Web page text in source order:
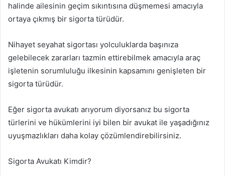
halinde ailesinin geçim sıkıntısına düşmemesi amacıyla
ortaya çıkmış bir sigorta türüdür.
Nihayet seyahat sigortası yolculuklarda başınıza
gelebilecek zararları tazmin ettirebilmek amacıyla araç
işletenin sorumluluğu ilkesinin kapsamını genişleten bir
sigorta türüdür.
Eğer sigorta avukatı arıyorum diyorsanız bu sigorta
türlerini ve hükümlerini iyi bilen bir avukat ile yaşadığınız
uyuşmazlıkları daha kolay çözümlendirebilirsiniz.
Sigorta Avukatı Kimdir?